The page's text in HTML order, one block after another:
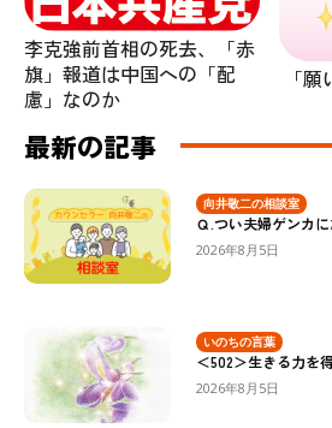
李克強前首相の死去、「赤
旗」報道は中国への「配
慮」なのか
「
最新の記事
向井敬二の相談室
Ｑ.つい夫婦ゲンカ
2026年8月5日
いのちの言葉
＜502＞生きる力を
2026年8月5日